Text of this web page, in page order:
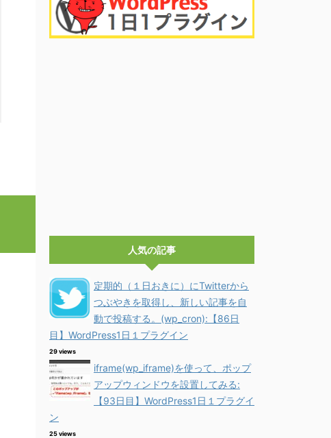
人気の記事
定期的（１日おきに）にTwitterから
つぶやきを取得し、新しい記事を自
動で投稿する。(wp_cron):【86日
目】WordPress1日１プラグイン
29 views
iframe(wp_iframe)を使って、ポップ
アップウィンドウを設置してみる:
【93日目】WordPress1日１プラグイ
ン
25 views